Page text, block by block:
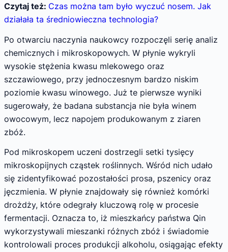
Czytaj też: Czas można tam było wyczuć nosem. Jak
działała ta średniowieczna technologia?
Po otwarciu naczynia naukowcy rozpoczęli serię analiz
chemicznych i mikroskopowych. W płynie wykryli
wysokie stężenia kwasu mlekowego oraz
szczawiowego, przy jednoczesnym bardzo niskim
poziomie kwasu winowego. Już te pierwsze wyniki
sugerowały, że badana substancja nie była winem
owocowym, lecz napojem produkowanym z ziaren
zbóż.
Pod mikroskopem uczeni dostrzegli setki tysięcy
mikroskopijnych cząstek roślinnych. Wśród nich udało
się zidentyfikować pozostałości prosa, pszenicy oraz
jęczmienia. W płynie znajdowały się również komórki
drożdży, które odegrały kluczową rolę w procesie
fermentacji. Oznacza to, iż mieszkańcy państwa Qin
wykorzystywali mieszanki różnych zbóż i świadomie
kontrolowali proces produkcji alkoholu, osiągając efekty